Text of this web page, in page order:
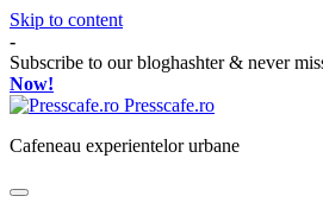
Skip to content
-
Subscribe to our bloghashter & never
Now!
Presscafe.ro
Cafeneau experientelor urbane